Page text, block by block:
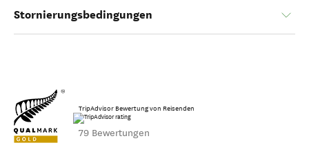
Stornierungsbedingungen
TripAdvisor Bewertung von Reisenden
79 Bewertungen